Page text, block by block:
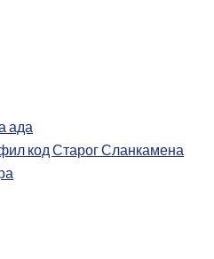
ада
код Старог Сланкамена